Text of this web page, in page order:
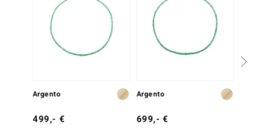
Collection
Argento
499,- €
Argento
699,- €